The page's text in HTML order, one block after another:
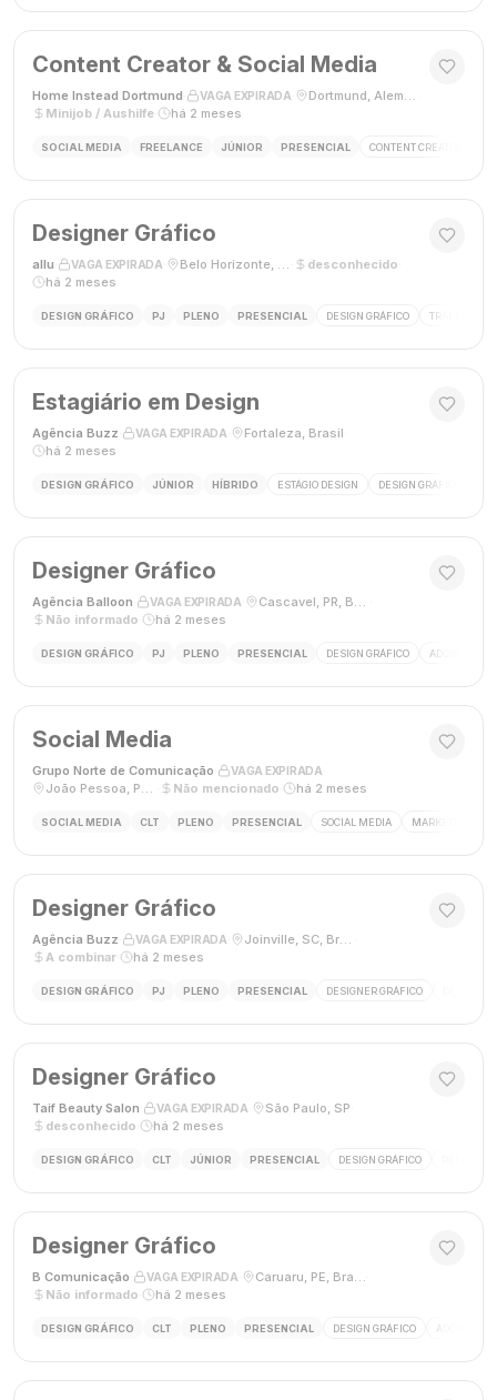
Content Creator & Social Media
Home Instead Dortmund VAGA EXPIRADA Dortmund, Alemanha
Minijob / Aushilfe
há 2 meses
SOCIAL MEDIA FREELANCE JÚNIOR PRESENCIAL CONTENT CREATOR
Designer Gráfico
allu VAGA EXPIRADA Belo Horizonte, MG, Brasil desconhecido
há 2 meses
DESIGN GRÁFICO PJ PLENO PRESENCIAL DESIGN GRÁFICO TRÁFEGO
Estagiário em Design
Agência Buzz VAGA EXPIRADA Fortaleza, Brasil
há 2 meses
DESIGN GRÁFICO JÚNIOR HÍBRIDO ESTÁGIO DESIGN DESIGN GRÁFICO
Designer Gráfico
Agência Balloon VAGA EXPIRADA Cascavel, PR, Brasil
Não informado
há 2 meses
DESIGN GRÁFICO PJ PLENO PRESENCIAL DESIGN GRÁFICO ADOBE
Social Media
Grupo Norte de Comunicação VAGA EXPIRADA
João Pessoa, Paraíba, Brasil
Não mencionado há 2 meses
SOCIAL MEDIA CLT PLENO PRESENCIAL SOCIAL MEDIA MARKETING
Designer Gráfico
Agência Buzz VAGA EXPIRADA Joinville, SC, Brasil
A combinar
há 2 meses
DESIGN GRÁFICO PJ PLENO PRESENCIAL DESIGNER GRÁFICO
Designer Gráfico
Taif Beauty Salon VAGA EXPIRADA São Paulo, SP
desconhecido
há 2 meses
DESIGN GRÁFICO CLT JÚNIOR PRESENCIAL DESIGN GRÁFICO
Designer Gráfico
B Comunicação VAGA EXPIRADA Caruaru, PE, Brasil
Não informado
há 2 meses
DESIGN GRÁFICO CLT PLENO PRESENCIAL DESIGN GRÁFICO ADOBE